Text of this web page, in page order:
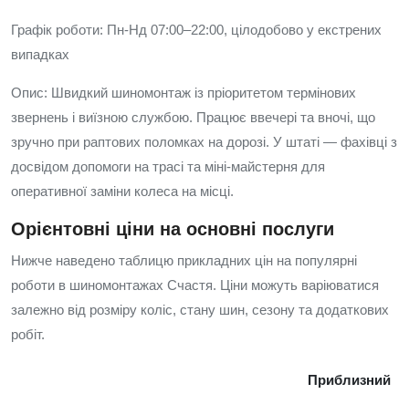
Графік роботи: Пн-Нд 07:00–22:00, цілодобово у екстрених
випадках
Опис: Швидкий шиномонтаж із пріоритетом термінових
звернень і виїзною службою. Працює ввечері та вночі, що
зручно при раптових поломках на дорозі. У штаті — фахівці з
досвідом допомоги на трасі та міні‑майстерня для
оперативної заміни колеса на місці.
Орієнтовні ціни на основні послуги
Нижче наведено таблицю прикладних цін на популярні
роботи в шиномонтажах Счастя. Ціни можуть варіюватися
залежно від розміру коліс, стану шин, сезону та додаткових
робіт.
Приблизний